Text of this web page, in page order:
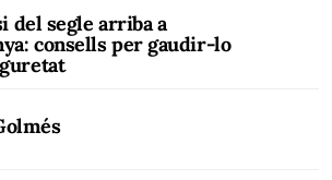
del segle arriba a
consells per gaudir-lo